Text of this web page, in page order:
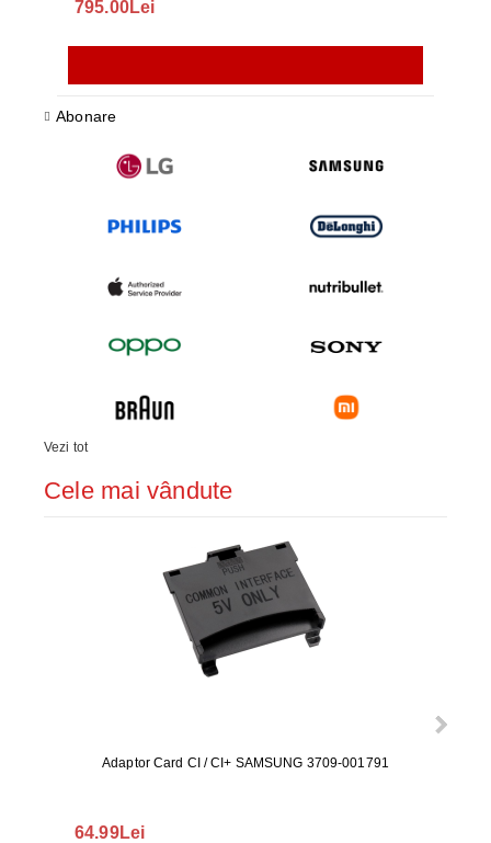
795.00Lei
Abonare
Vezi tot
Cele mai vândute
Adaptor Card CI / CI+ SAMSUNG 3709-001791
64.99Lei